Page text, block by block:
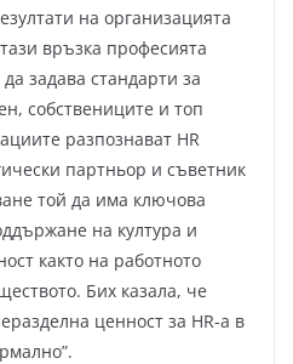
на организацията
връзка професията
задава стандарти за
собствениците и топ
разпознават HR
партньор и съветник
той да има ключова
на култура и
както на работното
Бих казала, че
ценност за HR-а в